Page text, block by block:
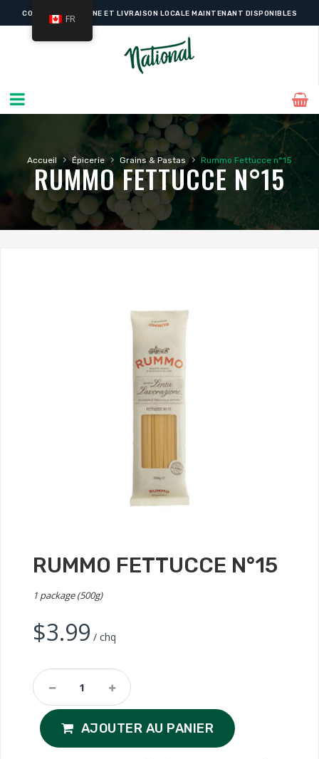
COMMANDE EN LIGNE ET LIVRAISON LOCALE MAINTENANT DISPONIBLES
Accueil › Épicerie › Grains & Pastas › Rummo Fettucce n°15
RUMMO FETTUCCE N°15
RUMMO FETTUCCE N°15
1 package (500g)
$3.99 / chq
Rummo
Fettucce
N°15
Quantity AJOUTER AU PANIER
FR